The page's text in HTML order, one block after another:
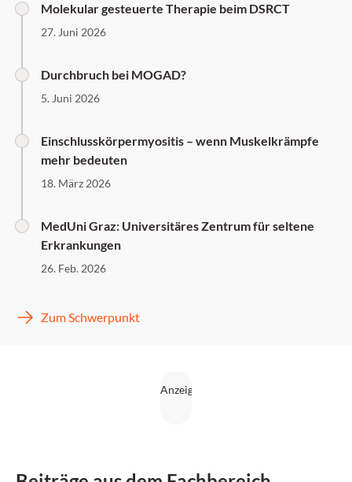
Molekular gesteuerte Therapie beim DSRCT
27. Juni 2026
Durchbruch bei MOGAD?
5. Juni 2026
Einschlusskörpermyositis – wenn Muskelkrämpfe
mehr bedeuten
18. März 2026
MedUni Graz: Universitäres Zentrum für seltene
Erkrankungen
26. Feb. 2026
Zum Schwerpunkt